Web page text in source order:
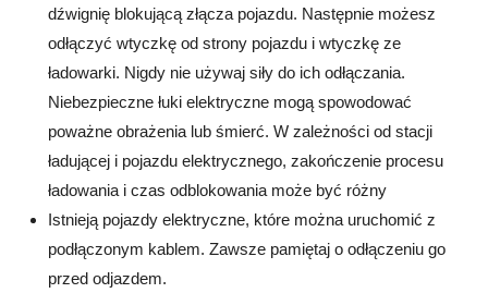
dźwignię blokującą złącza pojazdu. Następnie możesz
odłączyć wtyczkę od strony pojazdu i wtyczkę ze
ładowarki. Nigdy nie używaj siły do ich odłączania.
Niebezpieczne łuki elektryczne mogą spowodować
poważne obrażenia lub śmierć. W zależności od stacji
ładującej i pojazdu elektrycznego, zakończenie procesu
ładowania i czas odblokowania może być różny
Istnieją pojazdy elektryczne, które można uruchomić z
podłączonym kablem. Zawsze pamiętaj o odłączeniu go
przed odjazdem.